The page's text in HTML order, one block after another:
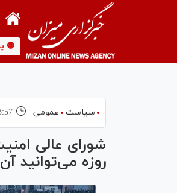
🟡
سیاست عمومی
شورای عالی
روزه می‌توانید آن